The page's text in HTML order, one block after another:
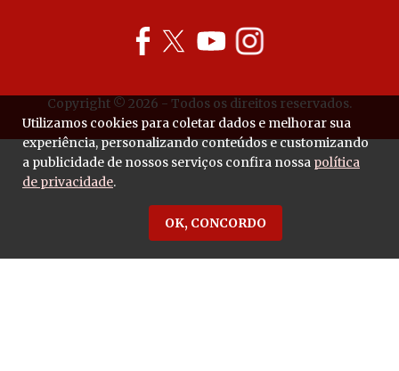
Copyright © 2026 - Todos os direitos reservados.
Utilizamos cookies para coletar dados e melhorar sua
experiência, personalizando conteúdos e customizando
a publicidade de nossos serviços confira nossa política
de privacidade.
OK, CONCORDO